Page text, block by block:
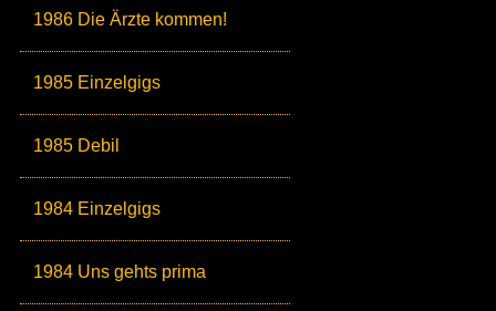
1986 Die Ärzte kommen!
1985 Einzelgigs
1985 Debil
1984 Einzelgigs
1984 Uns gehts prima